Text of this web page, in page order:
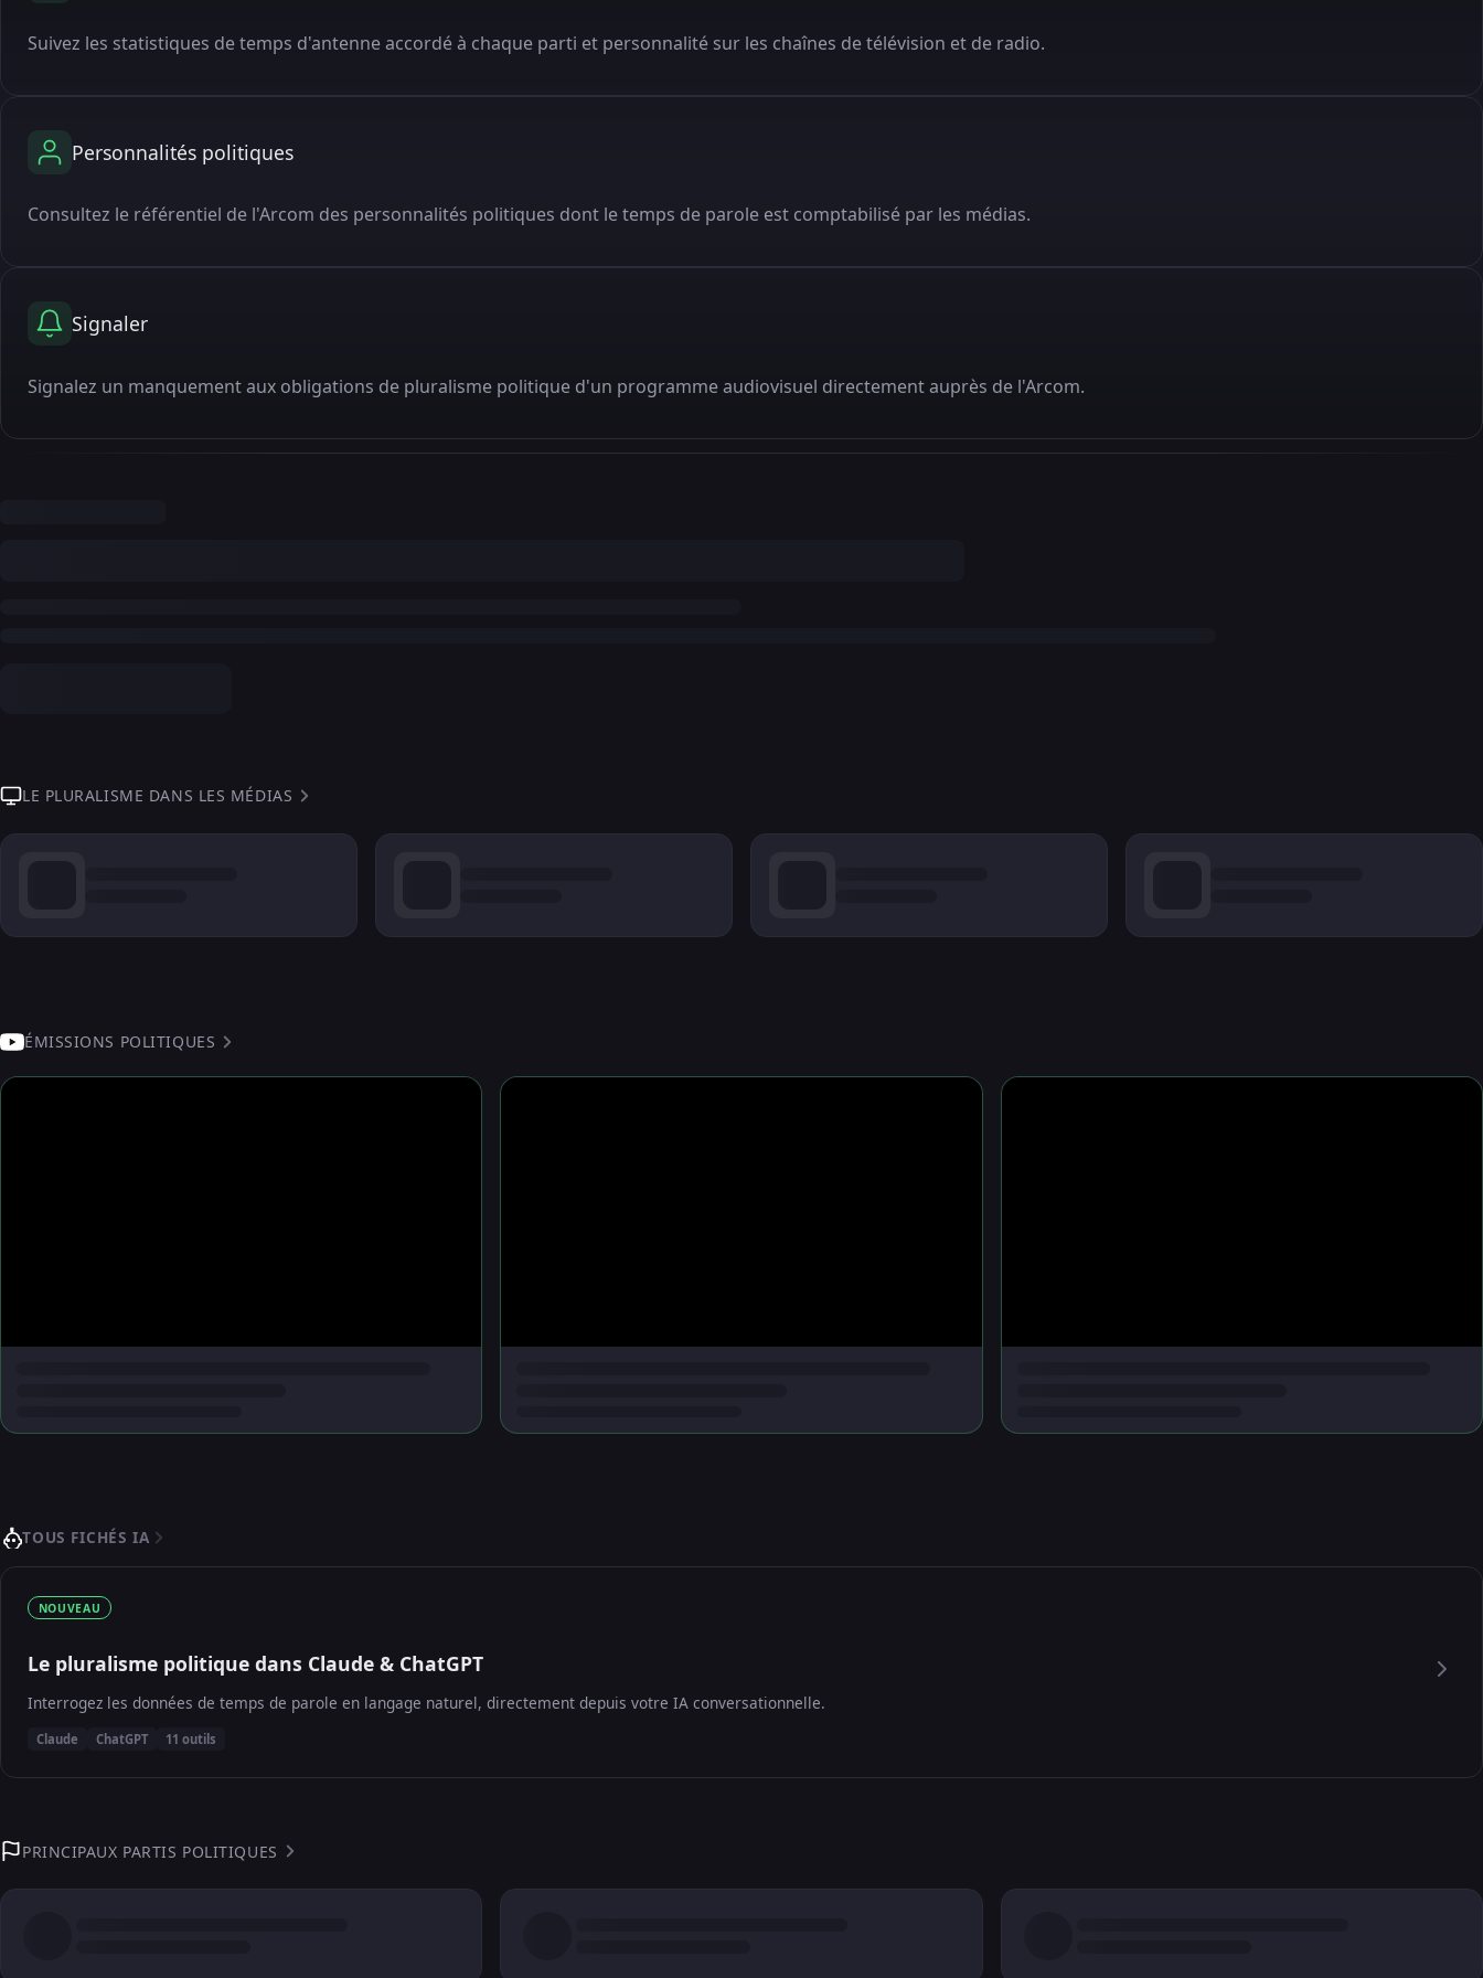
Suivez les statistiques de temps d'antenne accordé à chaque parti et personnalité sur les chaînes de télévision et de radio.
Personnalités politiques
Consultez le référentiel de l'Arcom des personnalités politiques dont le temps de parole est comptabilisé par les médias.
Signaler
Signalez un manquement aux obligations de pluralisme politique d'un programme audiovisuel directement auprès de l'Arcom.
LE PLURALISME DANS LES MÉDIAS
ÉMISSIONS POLITIQUES
TOUS FICHÉS IA
NOUVEAU
Le pluralisme politique dans Claude & ChatGPT
Interrogez les données de temps de parole en langage naturel, directement depuis votre IA conversationnelle.
Claude ChatGPT 11 outils
PRINCIPAUX PARTIS POLITIQUES